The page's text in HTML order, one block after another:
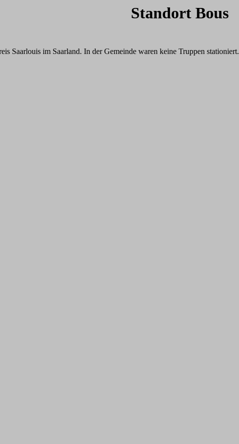
Standort Bous
Saarlouis im Saarland. In der Gemeinde waren keine Truppen stationiert.